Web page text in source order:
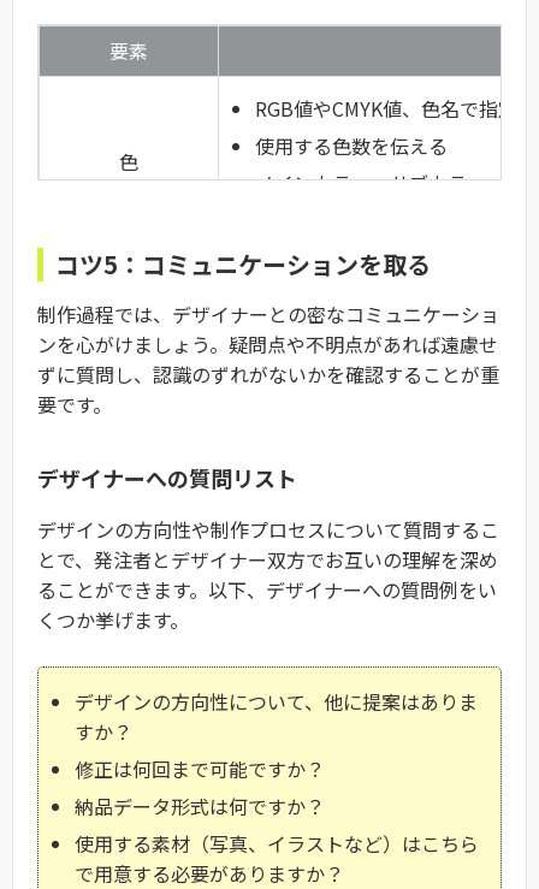
要素
色
RGB値やCMYK値、色名で指定
使用する色数を伝える
メインカラー、サブカラー、ア
フォント
フォント名だけでなく、ウェ
代替フォントを指定
レイアウト
余白の取り方
画像
使用する画像のイメージ（例
アニメーション
アニメーションの種類
速度
タイミング
コツ5：コミュニケーションを取る
制作過程では、デザイナーとの密なコミュニケーショ
ンを心がけましょう。疑問点や不明点があれば遠慮せ
ずに質問し、認識のずれがないかを確認することが重
要です。
デザイナーへの質問リスト
デザインの方向性や制作プロセスについて質問するこ
とで、発注者とデザイナー双方でお互いの理解を深め
ることができます。以下、デザイナーへの質問例をい
くつか挙げます。
デザインの方向性について、他に提案はありま
すか？
修正は何回まで可能ですか？
納品データ形式は何ですか？
使用する素材（写真、イラストなど）はこちら
で用意する必要がありますか？